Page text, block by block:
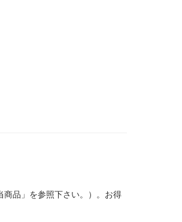
品」を参照下さい。）。お得